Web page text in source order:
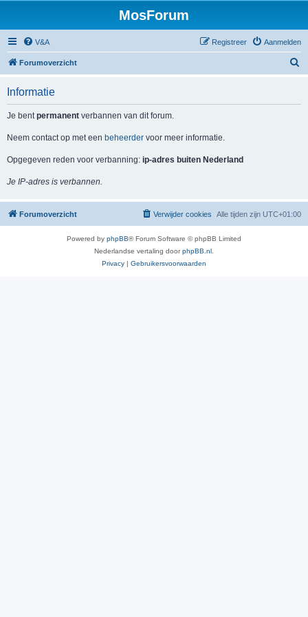
MosForum
V&A Aanmelden
Registreer
Forumoverzicht
Informatie
Je bentpermanent verbannen van dit forum.
Neem contact op met een beheerder voor meer informatie.
Opgegeven reden voor verbanning: ip-adres buiten Nederland
Je IP-adres is verbannen.
Forumoverzicht Alle tijden zijn UTC+01:00
Verwijder cookies
Powered by phpBB® Forum Software © phpBB Limited
Nederlandse vertaling doorphpBB.nl
Privacy | Gebruikersvoorwaarden